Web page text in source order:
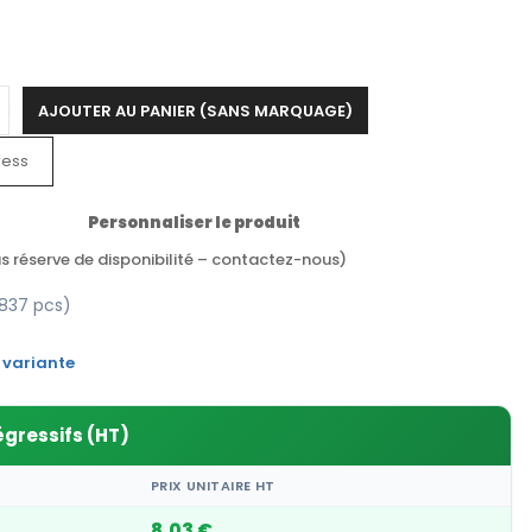
AJOUTER AU PANIER (SANS MARQUAGE)
Personnaliser le produit
réserve de disponibilité – contactez-nous)
pcs)
variante
(HT)
PRIX UNITAIRE HT